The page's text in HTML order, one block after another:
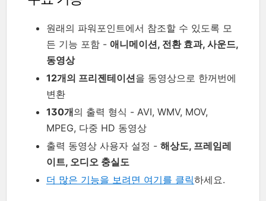
원래의 파워포인트에서 참조할 수 있도록 모
든 기능 포함 - 애니메이션, 전환 효과, 사운드,
동영상
12개의 프리젠테이션을 동영상으로 한꺼번에
변환
130개의 출력 형식 - AVI, WMV, MOV,
MPEG, 다중 HD 동영상
출력 동영상 사용자 설정 - 해상도, 프레임레
이트, 오디오 충실도
더 많은 기능을 보려면 여기를 클릭하세요.